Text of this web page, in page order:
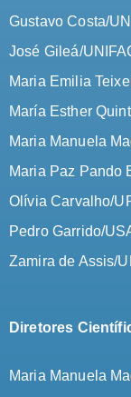
Gustavo Costa/
José Gileá/
Maria Emilia
María Esther
Maria Manuela
Maria Paz Pando
Olívia Carvalho/
Pedro Garrido/
Zamira de Assis/
Diretores
Maria Manuela